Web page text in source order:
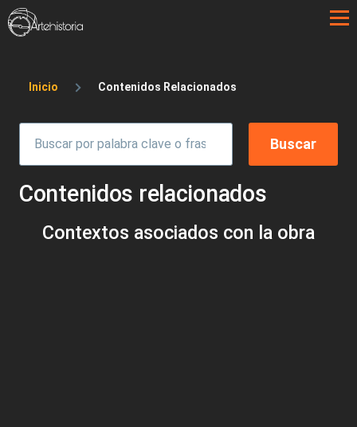
Pasar al contenido principal
Sobrescribir enlaces de ayuda a la
Inicio Contenidos Relacionados
Contenidos relacionados
Contextos asociados con la obra